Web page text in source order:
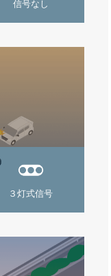
信号なし
３灯式信号